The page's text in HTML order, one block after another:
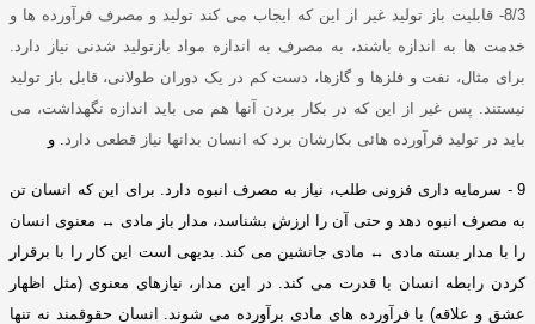
8/3- قابلیت باز تولید غیر از این که ایجاب می کند تولید و مصرف فرآورده ها و
خدمت ها به اندازه باشند، به مصرف به اندازه مواد بازتولید شدنی نیاز دارد
برای مثال، نفت و فلزها و گازها، دست کم در یک دوران طولانی، قابل باز تولید
نیستند
پس غیر از این که در بکار بردن آنها هم می باید اندازه نگهداشت، می
باید در تولید فرآورده هائی بکارشان برد که انسان بدانها نیاز قطعی دارد
و
9 - سرمایه داری فزونی طلب، نیاز به مصرف انبوه دارد
برای این که انسان تن
به مصرف انبوه دهد و حتی آن را ارزش بشناسد، مدار باز مادی ↔ معنوی انسان
را با مدار بسته مادی ↔ مادی جانشین می کند
بدیهی است این کار را با برقرار
کردن رابطه انسان با قدرت می کند
در این مدار، نیازهای معنوی(مثل اظهار
عشق و علاقه) با فرآورده های مادی برآورده می شوند
انسان حقوقمند نه تنها